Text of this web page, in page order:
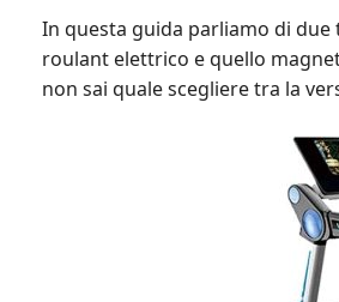
In questa guida parliamo di
roulant elettrico e quello
non sai quale scegliere tra la